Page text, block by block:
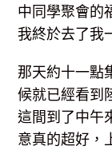
中同學聚會的
我終於去了我
那天約十一點
候就已經看到
這間到了中午
意真的超好，